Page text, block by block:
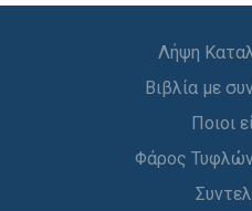
Λήψη
Βιβλία με
Ποιοι
Φάρος